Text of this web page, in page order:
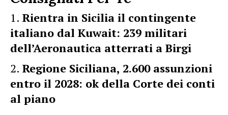
Rientra in Sicilia il contingente
italiano dal Kuwait: 239 militari
dell’Aeronautica atterrati a Birgi
Regione Siciliana, 2.600 assunzioni
entro il 2028: ok della Corte dei conti
al piano